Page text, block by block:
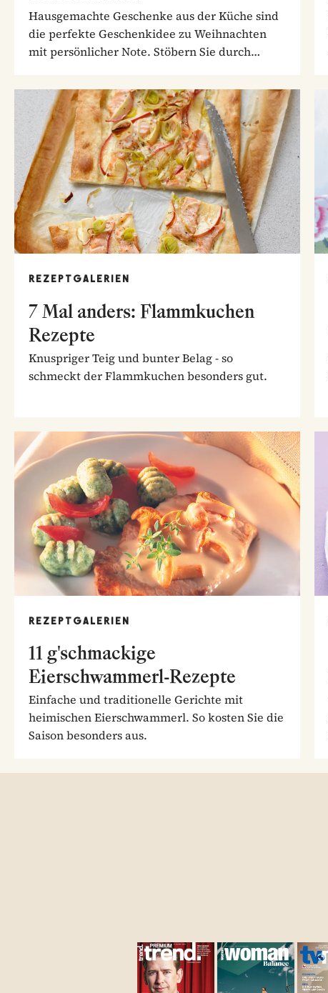
Hausgemachte Geschenke aus der Küche sind
die perfekte Geschenkidee zu Weihnachten
mit persönlicher Note. Stöbern Sie durch
REZEPTGALERIEN
7 Mal anders: Flammkuchen
Rezepte
Knuspriger Teig und bunter Belag - so
schmeckt der Flammkuchen besonders gut.
REZEPTGALERIEN
11 g'schmackige
Eierschwammerl-Rezepte
Einfache und traditionelle Gerichte mit
heimischen Eierschwammerl. So kosten Sie die
Saison besonders aus.